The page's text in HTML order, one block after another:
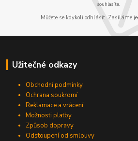
souhlasíte.
Můžete se kdykoli odhlásit. Zasíláme
Užitečné odkazy
Obchodní podmínky
Ochrana soukromí
Reklamace a vrácení
Možnosti platby
Způsob dopravy
Odstoupení od smlouvy